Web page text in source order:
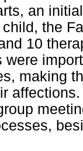
an
the
10
were
making